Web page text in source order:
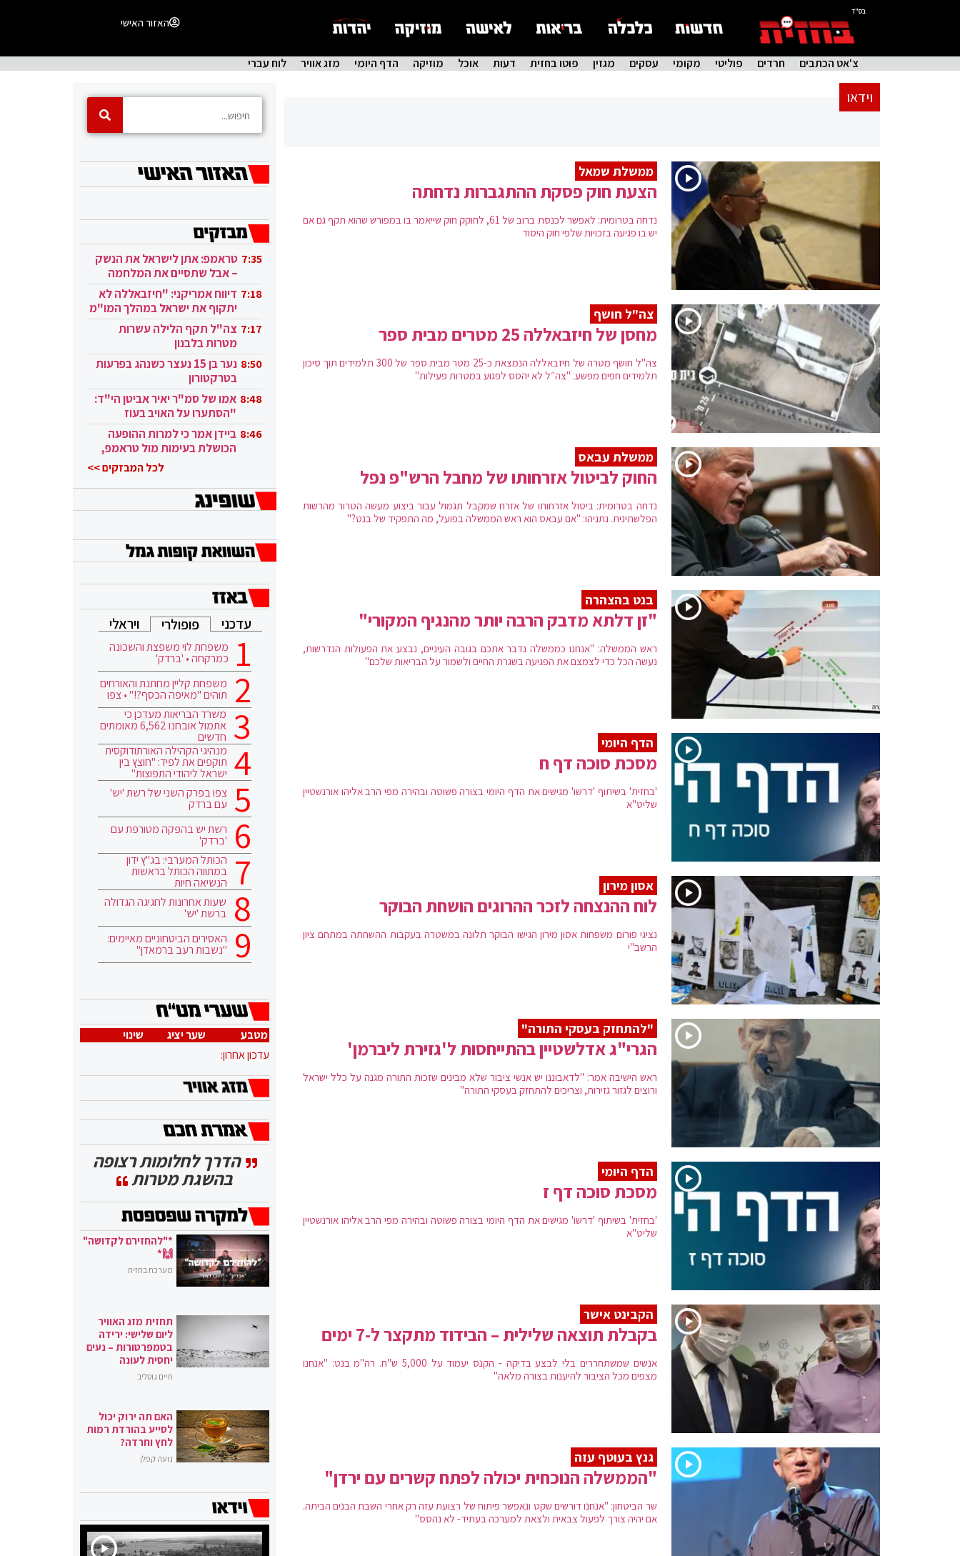
בס"ד
האזור האישי
צ'אט הכתבים חרדים פוליטי מקומי עסקים מגזין פוטו בחזית דעות אוכל מוזיקה הדף היומי מזג אוויר לוח עברי
וידאו
ממשלת שמאל
הצעת חוק פסקת ההתגברות נדחתה
נדחה בטרומית: לאפשר לכנסת ברוב של 61, לחוקק חוק שייאמר בו במפורש שהוא תקף גם אם
יש בו פגיעה בזכויות שלפי חוק היסוד
צה"ל חושף
מחסן של חיזבאללה 25 מטרים מבית ספר
צה"ל חושף מטרה של חיזבאללה הנמצאת כ-25 מטר מבית ספר של 300 תלמידים תוך סיכון
תלמידים חפים מפשע. "צה״ל לא יהסס לפגוע במטרות פעילות"
ממשלת עבאס
החוק לביטול אזרחותו של מחבל הרש"פ נפל
נדחה בטרומית: ביטול אזרחותו של אזרח שמקבל תגמול עבור ביצוע מעשה הטרור מהרשות
הפלשתינית. נתניהו: "אם עבאס הוא ראש הממשלה בפועל, מה התפקיד של בנט?"
בנט בהצהרה
"זן דלתא מדבק הרבה יותר מהנגיף המקורי"
ראש הממשלה: "אנחנו כממשלה נדבר אתכם בגובה העיניים, נבצע את הפעולות הנדרשות,
נעשה הכל כדי לצמצם את הפגיעה בשגרת החיים ולשמור על הבריאות שלכם"
הדף היומי
מסכת סוכה דף ח
'בחזית' בשיתוף 'דרשו' מגישים את הדף היומי בצורה פשוטה ובהירה מפי הרב אליהו אורנשטיין
שליט"א
אסון מירון
לוח ההנצחה לזכר ההרוגים הושחת הבוקר
נציגי פורום משפחות אסון מירון הגישו הבוקר תלונה במשטרה בעקבות ההשחתה במתחם ציון
הרשב"י
"להתחזק בעסקי התורה"
הגרי"ג אדלשטיין בהתייחסות ל'גזירת ליברמן'
ראש הישיבה אמר: "לדאבוננו יש אנשי ציבור שלא מבינים שזכות התורה מגנה על כלל ישראל
ורוצים לגזור גזירות, וצריכים להתחזק בעסקי התורה"
הדף היומי
מסכת סוכה דף ז
'בחזית' בשיתוף 'דרשו' מגישים את הדף היומי בצורה פשוטה ובהירה מפי הרב אליהו אורנשטיין
שליט"א
הקבינט אישר
בקבלת תוצאה שלילית – הבידוד מתקצר ל-7 ימים
אנשים שמשתחררים בלי לבצע בדיקה - הקנס יעמוד על 5,000 ש"ח. רה"מ בנט: "אנחנו
מצפים מכל הציבור להיענות בצורה מלאה"
גנץ בעוטף עזה
"הממשלה הנוכחית יכולה לפתח קשרים עם ירדן"
שר הביטחון: "אנחנו דורשים שקט ונאפשר פיתוח של רצועת עזה רק אחרי השבת הבנים הביתה.
אם יהיה צורך לפעול צבאית ולצאת למערכה בעתיד- לא נהסס"
7:35 טראמפ: אתן לישראל את הנשק
– אבל שתסיים את המלחמה
בעזה 7:18 דיווח אמריקני: "חיזבאללה לא
יתקוף את ישראל במהלך המו"מ
בקטאר" 7:17 צה"ל תקף הלילה עשרות
מטרות בלבנון
8:50
נער בן 15 נעצר כשנהג בפרעות
בטרקטורון
8:48 אמו של סמ"ר יאיר אביטן הי"ד:
"הסתערו על האויב בעוז
ובגבורה" 8:46 ביידן אמר כי למרות ההופעה
הכושלת בעימות מול טראמפ,
לכל המבזקים >>
עדכני פופולרי ויראלי
משפחת לוי משפצת והשכונה
כמרקחה • 'ברדק'
משפחת קליין מחתנת והאורחים
תוהים "מאיפה הכסף?!" • צפו
משרד הבריאות מעדכן כי
אתמול אובחנו 6,562 מאומתים
חדשים
מנהיגי הקהילה האורתודוקסית
תוקפים את לפיד: "חוצץ בין
ישראל ליהודי התפוצות"
צפו בפרק השני של רשת 'יש'
עם ברדק
רשת יש בהפקה מטורפת עם
'ברדק'
הכותל המערבי: בג"ץ ידון
במתווה הכותל בראשות
הנשיאה חיות
שעות אחרונות לחגיגה הגדולה
ברשת 'יש'
האסירים הביטחוניים מאיימים:
"נשבות רעב ברמאדן"
מטבע שער יציג
שינוי
עדכון אחרון:
הדרך לחלומות רצופה
בהשגת מטרות
*"להחזירם לקדושה"
🙌*
מערכת בחזית
תחזית מזג האוויר
ליום שלישי: ירידה
בטמפרטורות – נעים
יחסית לעונה
חיים גוטליב
האם תה ירוק יכול
לסייע בהורדת רמות
לחץ וחרדה?
נועה קפלן